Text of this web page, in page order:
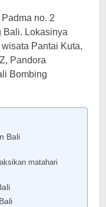
no. 2
Bali. Lokasinya
Pantai Kuta,
Pandora
Bombing
Bali
matahari